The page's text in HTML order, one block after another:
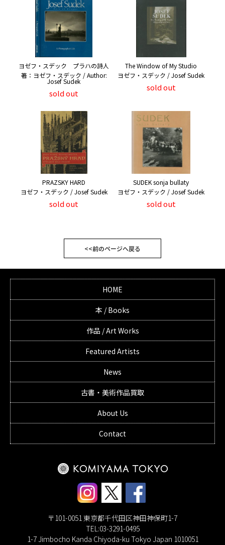
ヨゼフ・スデック プラハの詩人
著：ヨゼフ・スデック / Author:
Josef Sudek
sold out
The Window of My Studio
ヨゼフ・スデック / Josef Sudek
sold out
PRAZSKY HARD
ヨゼフ・スデック / Josef Sudek
sold out
SUDEK sonja bullaty
ヨゼフ・スデック / Josef Sudek
sold out
<<前のページへ戻る
HOME
本 / Books
作品 / Art Works
Featured Artists
News
古書・美術作品買取
About Us
Contact
〒101-0051 東京都千代田区神田神保町1-7
TEL:03-3291-0495
1-7 Jimbocho Kanda Chiyoda-ku Tokyo Japan 1010051